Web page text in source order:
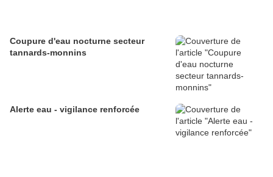
Coupure d'eau nocturne secteur
tannards-monnins
Alerte eau - vigilance renforcée